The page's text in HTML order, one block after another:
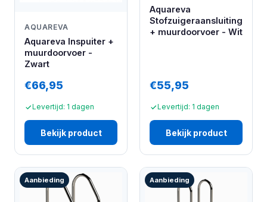
AQUAREVA
Aquareva Inspuiter +
muurdoorvoer -
Zwart
€66,95
Levertijd: 1 dagen
Bekijk product
Aquareva
Stofzuigeraansluiting
+ muurdoorvoer - Wit
€55,95
Levertijd: 1 dagen
Bekijk product
Aanbieding Aanbieding